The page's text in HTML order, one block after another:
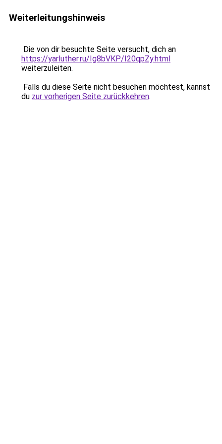
Weiterleitungshinweis
Die von dir besuchte Seite versucht, dich an
https://yarluther.ru/Ig8bVKP/I20qpZy.html
weiterzuleiten.
Falls du diese Seite nicht besuchen möchtest, kannst
du zur vorherigen Seite zurückkehren.